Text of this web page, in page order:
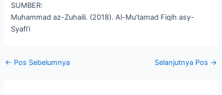
SUMBER:
Muhammad az-Zuhaili. (2018). Al-Mu’tamad Fiqih asy-
Syafi’i
← Pos Sebelumnya Selanjutnya Pos →